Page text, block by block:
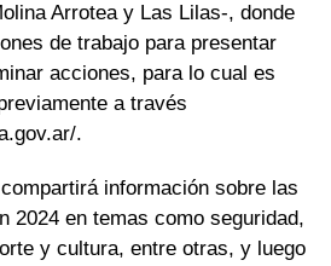
Arrotea y Las Lilas-, donde
de trabajo para presentar
acciones, para lo cual es
a través
.
información sobre las
2024 en temas como seguridad,
y cultura, entre otras, y luego